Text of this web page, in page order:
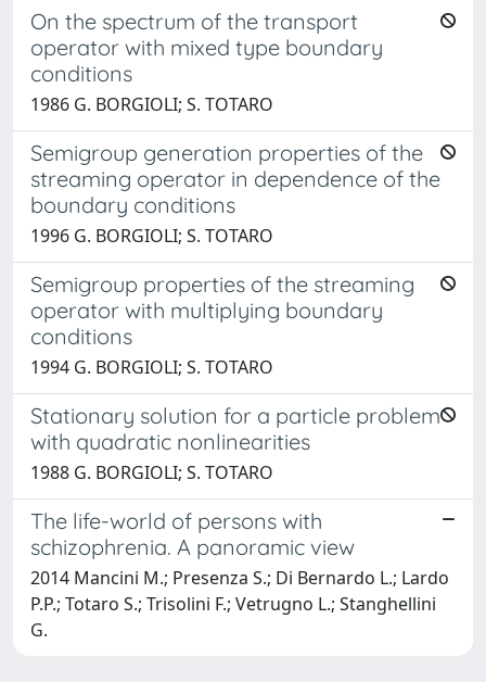
On the spectrum of the transport
operator with mixed type boundary
conditions
1986 G. BORGIOLI; S. TOTARO
Semigroup generation properties of the
streaming operator in dependence of the
boundary conditions
1996 G. BORGIOLI; S. TOTARO
Semigroup properties of the streaming
operator with multiplying boundary
conditions
1994 G. BORGIOLI; S. TOTARO
Stationary solution for a particle problem
with quadratic nonlinearities
1988 G. BORGIOLI; S. TOTARO
The life-world of persons with
schizophrenia. A panoramic view
2014 Mancini M.; Presenza S.; Di Bernardo L.; Lardo
P.P.; Totaro S.; Trisolini F.; Vetrugno L.; Stanghellini
G.